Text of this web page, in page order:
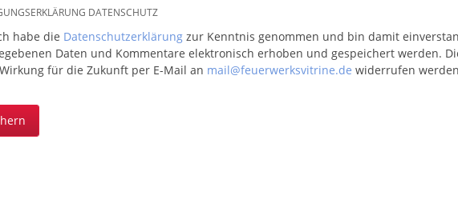
DATENSCHUTZ
habe die Datenschutzerklärungzur Kenntnis genommen und bin damit
Daten und Kommentare elektronisch erhoben und gespeichert werden.
für die Zukunft per E-Mail an mail@feuerwerksvitrine.de widerrufen